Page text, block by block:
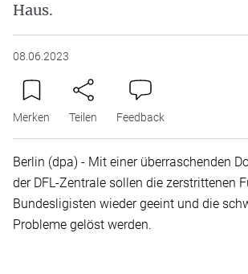
Haus.
08.06.2023
Merken Teilen Feedback
Berlin (dpa) - Mit einer überraschenden
der DFL-Zentrale sollen die zerstrittenen
Bundesligisten wieder geeint und die
Probleme gelöst werden.